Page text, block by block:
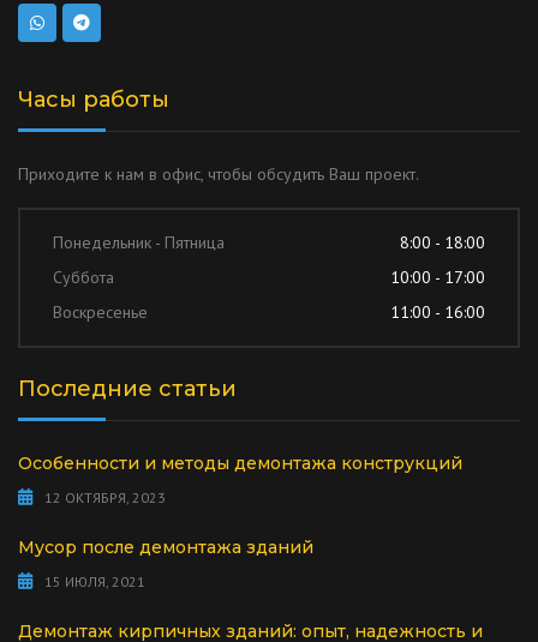
Часы работы
Приходите к нам в офис, чтобы обсудить Ваш проект.
Понедельник - Пятница
8:00 - 18:00
Суббота
10:00 - 17:00
Воскресенье
11:00 - 16:00
Последние статьи
Особенности и методы демонтажа конструкций
12 ОКТЯБРЯ, 2023
Мусор после демонтажа зданий
15 ИЮЛЯ, 2021
Демонтаж кирпичных зданий: опыт, надежность и